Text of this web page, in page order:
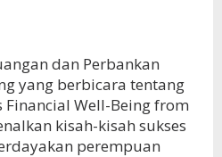
dan Perbankan
yang berbicara tentang
Financial Well-Being from
kisah-kisah sukses
perempuan